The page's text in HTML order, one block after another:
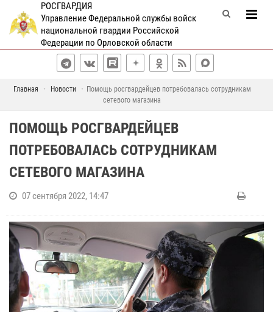
РОСГВАРДИЯ
Управление Федеральной службы войск
национальной гвардии Российской
Федерации по Орловской области
Главная Новости
Помощь росгвардейцев потребовалась сотрудникам
сетевого магазина
ПОМОЩЬ РОСГВАРДЕЙЦЕВ
ПОТРЕБОВАЛАСЬ СОТРУДНИКАМ
СЕТЕВОГО МАГАЗИНА
07 сентября 2022, 14:47